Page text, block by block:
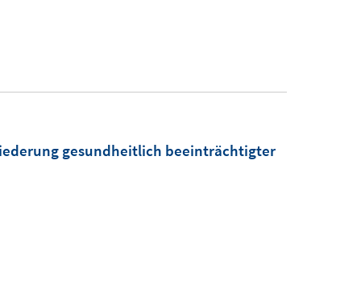
gesundheitlich beeinträchtigter